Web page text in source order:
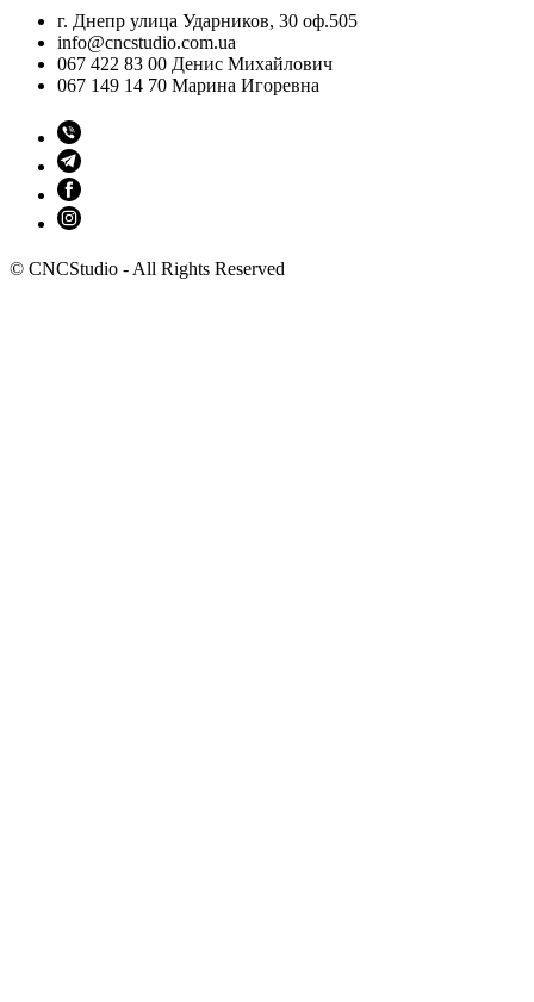
г. Днепр улица Ударников, 30 оф.505
info@cncstudio.com.ua
067 422 83 00 Денис Михайлович
067 149 14 70 Марина Игоревна
© CNCStudio - All Rights Reserved